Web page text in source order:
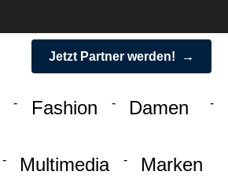
Jetzt Partner werden!
Fashion Damen
Multimedia Marken